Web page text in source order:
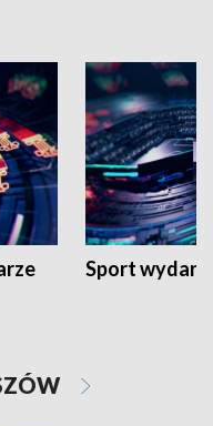
Sport